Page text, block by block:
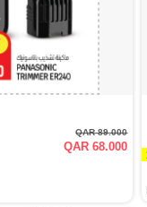
QAR 89.000
QAR 68.000